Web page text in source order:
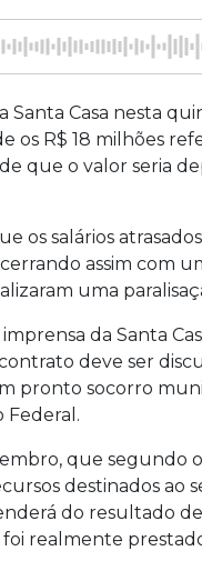
Casa nesta
os R$ 18 milhões
que o valor seria
os salários
assim com
uma
da Santa
deve ser
pronto socorro
Federal.
que segundo
destinados ao
do resultado
foi realmente